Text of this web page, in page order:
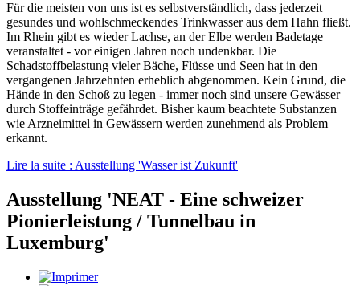
Für die meisten von uns ist es selbstverständlich, dass jederzeit
gesundes und wohlschmeckendes Trinkwasser aus dem Hahn fließt.
Im Rhein gibt es wieder Lachse, an der Elbe werden Badetage
veranstaltet - vor einigen Jahren noch undenkbar. Die
Schadstoffbelastung vieler Bäche, Flüsse und Seen hat in den
vergangenen Jahrzehnten erheblich abgenommen. Kein Grund, die
Hände in den Schoß zu legen - immer noch sind unsere Gewässer
durch Stoffeinträge gefährdet. Bisher kaum beachtete Substanzen
wie Arzneimittel in Gewässern werden zunehmend als Problem
erkannt.
Lire la suite : Ausstellung 'Wasser ist Zukunft'
Ausstellung 'NEAT - Eine schweizer
Pionierleistung / Tunnelbau in
Luxemburg'